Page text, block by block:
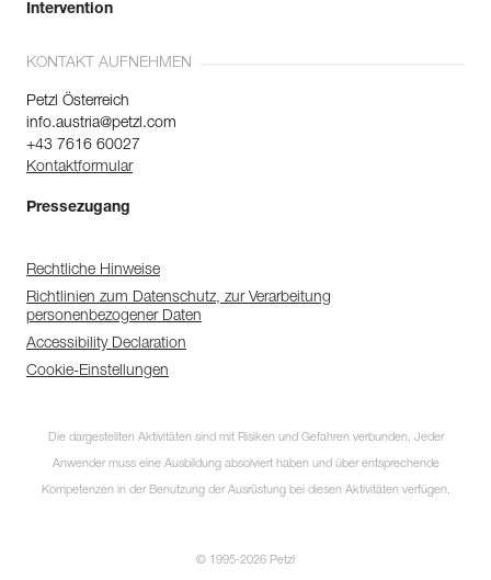
Intervention
KONTAKT AUFNEHMEN
Petzl Österreich
info.austria@petzl.com
+43 7616 60027
Kontaktformular
Pressezugang
Rechtliche Hinweise
Richtlinien zum Datenschutz, zur Verarbeitung
personenbezogener Daten
Accessibility Declaration
Cookie-Einstellungen
Die dargestellten Aktivitäten sind mit Risiken und Gefahren verbunden. Jeder
Anwender muss eine Ausbildung absolviert haben und über entsprechende
Kompetenzen in der Benutzung der Ausrüstung bei diesen Aktivitäten verfügen.
© 1995-2026 Petzl